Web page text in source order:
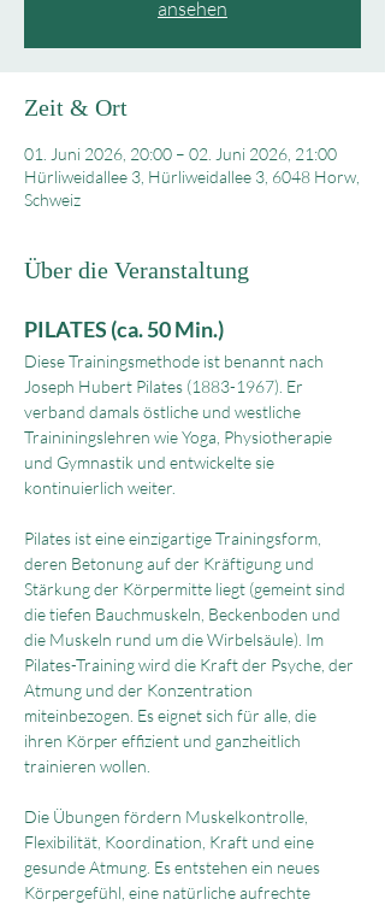
ansehen
Zeit & Ort
01. Juni 2026, 20:00 – 02. Juni 2026, 21:00
Hürliweidallee 3, Hürliweidallee 3, 6048 Horw,
Schweiz
Über die Veranstaltung
PILATES (ca. 50 Min.)
Diese Trainingsmethode ist benannt nach
Joseph Hubert Pilates (1883-1967). Er
verband damals östliche und westliche
Traininingslehren wie Yoga, Physiotherapie
und Gymnastik und entwickelte sie
kontinuierlich weiter.
Pilates ist eine einzigartige Trainingsform,
deren Betonung auf der Kräftigung und
Stärkung der Körpermitte liegt (gemeint sind
die tiefen Bauchmuskeln, Beckenboden und
die Muskeln rund um die Wirbelsäule). Im
Pilates-Training wird die Kraft der Psyche, der
Atmung und der Konzentration
miteinbezogen. Es eignet sich für alle, die
ihren Körper effizient und ganzheitlich
trainieren wollen.
Die Übungen fördern Muskelkontrolle,
Flexibilität, Koordination, Kraft und eine
gesunde Atmung. Es entstehen ein neues
Körpergefühl, eine natürliche aufrechte